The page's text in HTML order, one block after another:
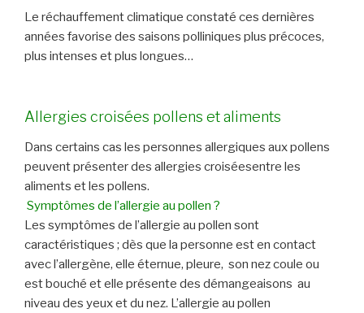
Le réchauffement climatique constaté ces dernières
années favorise des saisons polliniques plus précoces,
plus intenses et plus longues…
Allergies croisées pollens et aliments
Dans certains cas les personnes allergiques aux pollens
peuvent présenter des allergies croiséesentre les
aliments et les pollens.
Symptômes de l’allergie au pollen ?
Les symptômes de l’allergie au pollen sont
caractéristiques ; dès que la personne est en contact
avec l’allergène, elle éternue, pleure, son nez coule ou
est bouché et elle présente des démangeaisons au
niveau des yeux et du nez. L’allergie au pollen